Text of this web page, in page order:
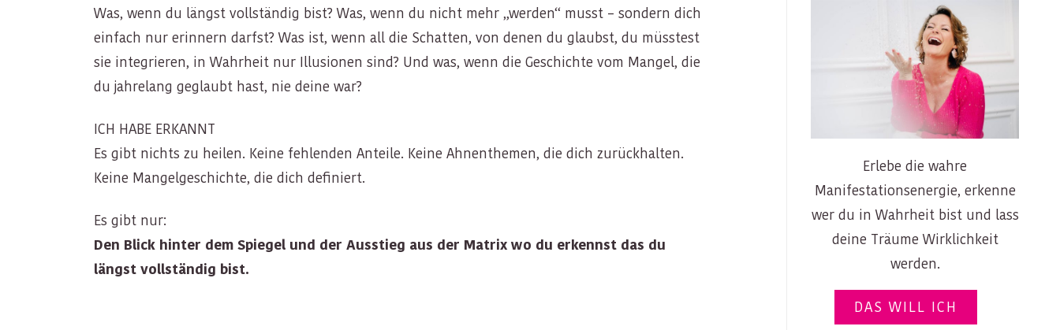
Was, wenn du längst vollständig bist? Was, wenn du nicht mehr „werden“ musst – sondern dich
einfach nur erinnern darfst? Was ist, wenn all die Schatten, von denen du glaubst, du müsstest
sie integrieren, in Wahrheit nur Illusionen sind? Und was, wenn die Geschichte vom Mangel, die
du jahrelang geglaubt hast, nie deine war?
ICH HABE ERKANNT
Es gibt nichts zu heilen. Keine fehlenden Anteile. Keine Ahnenthemen, die dich zurückhalten.
Keine Mangelgeschichte, die dich definiert.
Es gibt nur:
Den Blick hinter dem Spiegel und der Ausstieg aus der Matrix wo du erkennst das du
längst vollständig bist.
Erlebe die wahre
Manifestationsenergie, erkenne
wer du in Wahrheit bist und lass
deine Träume Wirklichkeit
werden.
DAS WILL ICH